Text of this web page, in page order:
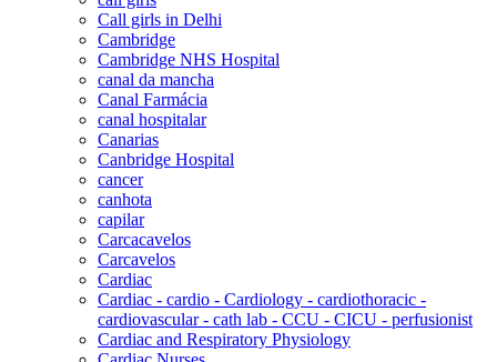
Call girls in Delhi
Cambridge
Cambridge NHS Hospital
canal da mancha
Canal Farmácia
canal hospitalar
Canarias
Canbridge Hospital
cancer
canhota
capilar
Carcacavelos
Carcavelos
Cardiac
Cardiac - cardio - Cardiology - cardiothoracic -
cardiovascular - cath lab - CCU - CICU - perfusionist
Cardiac and Respiratory Physiology